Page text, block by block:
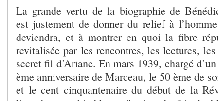
La grande vertu de la biographie de
est justement de donner du relief à
deviendra, et à montrer en quoi la fibre
revitalisée par les rencontres, les lectures,
secret fil d’Ariane. En mars 1939, chargé
ème anniversaire de Marceau, le 50 ème de
et le cent cinquantenaire du début de la